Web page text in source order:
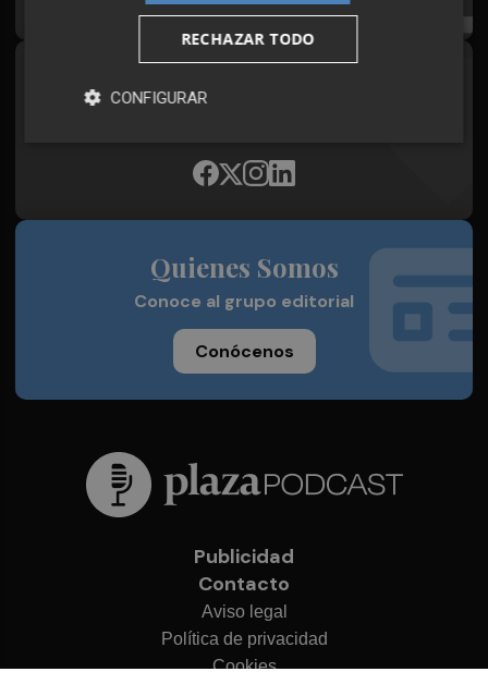
Síguenos en redes
Quienes Somos
Conoce al grupo editorial
Conócenos
Publicidad
Contacto
Aviso legal
Política de privacidad
Cookies
RECHAZAR TODO
CONFIGURAR